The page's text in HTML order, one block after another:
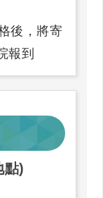
後，將寄
報到
點)